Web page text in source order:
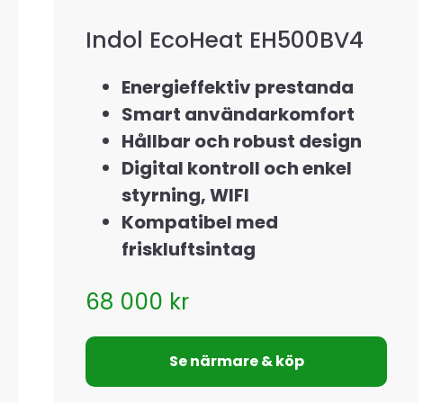
Indol EcoHeat EH500BV4
Energieffektiv prestanda
Smart användarkomfort
Hållbar och robust design
Digital kontroll och enkel
styrning, WIFI
Kompatibel med
friskluftsintag
68 000 kr
Se närmare & köp